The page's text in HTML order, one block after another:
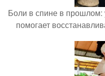
Боли в спине в прошлом:
помогает